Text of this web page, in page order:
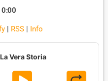
| RSS | Info
Vera Storia